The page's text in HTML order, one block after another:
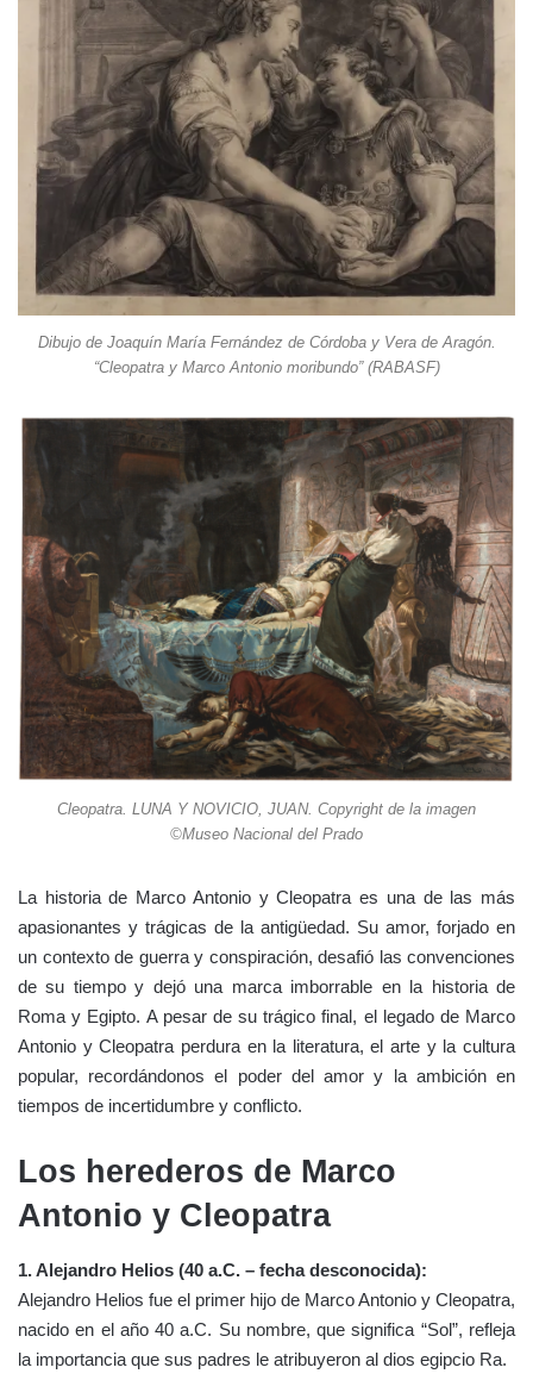
Dibujo de Joaquín María Fernández de Córdoba y Vera de Aragón.
“Cleopatra y Marco Antonio moribundo” (RABASF)
Cleopatra. LUNA Y NOVICIO, JUAN. Copyright de la imagen
©Museo Nacional del Prado
La historia de Marco Antonio y Cleopatra es una de las más
apasionantes y trágicas de la antigüedad. Su amor, forjado en
un contexto de guerra y conspiración, desafió las convenciones
de su tiempo y dejó una marca imborrable en la historia de
Roma y Egipto. A pesar de su trágico final, el legado de Marco
Antonio y Cleopatra perdura en la literatura, el arte y la cultura
popular, recordándonos el poder del amor y la ambición en
tiempos de incertidumbre y conflicto.
Los herederos de Marco
Antonio y Cleopatra
1. Alejandro Helios (40 a.C. – fecha desconocida):
Alejandro Helios fue el primer hijo de Marco Antonio y Cleopatra,
nacido en el año 40 a.C. Su nombre, que significa “Sol”, refleja
la importancia que sus padres le atribuyeron al dios egipcio Ra.